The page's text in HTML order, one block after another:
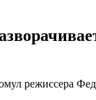
режиссера